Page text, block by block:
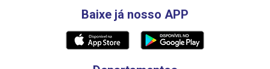
Baixe já nosso APP